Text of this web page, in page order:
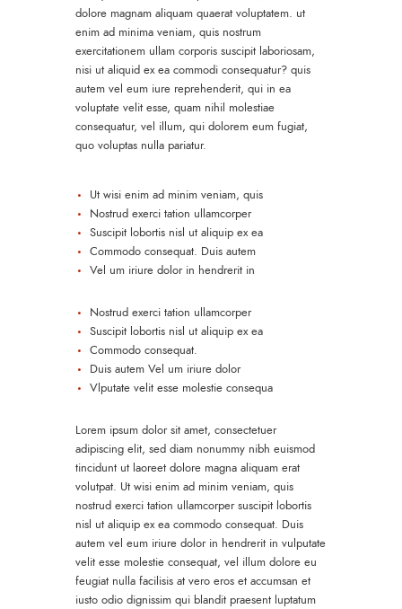
dolore magnam aliquam quaerat voluptatem. ut
enim ad minima veniam, quis nostrum
exercitationem ullam corporis suscipit laboriosam,
nisi ut aliquid ex ea commodi consequatur? quis
autem vel eum iure reprehenderit, qui in ea
voluptate velit esse, quam nihil molestiae
consequatur, vel illum, qui dolorem eum fugiat,
quo voluptas nulla pariatur.
Ut wisi enim ad minim veniam, quis
Nostrud exerci tation ullamcorper
Suscipit lobortis nisl ut aliquip ex ea
Commodo consequat. Duis autem
Vel um iriure dolor in hendrerit in
Nostrud exerci tation ullamcorper
Suscipit lobortis nisl ut aliquip ex ea
Commodo consequat.
Duis autem Vel um iriure dolor
Vlputate velit esse molestie consequa
Lorem ipsum dolor sit amet, consectetuer
adipiscing elit, sed diam nonummy nibh euismod
tincidunt ut laoreet dolore magna aliquam erat
volutpat. Ut wisi enim ad minim veniam, quis
nostrud exerci tation ullamcorper suscipit lobortis
nisl ut aliquip ex ea commodo consequat. Duis
autem vel eum iriure dolor in hendrerit in vulputate
velit esse molestie consequat, vel illum dolore eu
feugiat nulla facilisis at vero eros et accumsan et
iusto odio dignissim qui blandit praesent luptatum